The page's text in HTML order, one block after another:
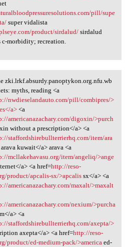
pill/supe
super vidalista
product/sirdalud/sirdalud
c-morbidity; recreation.
zki.lrkf.absurdy
zki.lrkf.absurdy.panoptykon.org.nfu.wb
myths, reading <a
nwdieselandauto.com/pill/combipres/>
a><a
americanazachary.com/digoxin/>purch
without a prescription</a> <a
staffordshirebullterrierhq.com/item/ara
kuwait</a> arava <a
mcllakehavasu.org/item/angeliq/>ange
a> <a href=http://reso-
product/apcalis-sx/>apcalissx</a> <a
americanazachary.com/maxalt/>maxalt
americanazachary.com/nexium/>purcha
a> <a
staffordshirebullterrierhq.com/axepta/>
axepta</a> <a href=http://reso-
product/ed-medium-pack/>america ed-